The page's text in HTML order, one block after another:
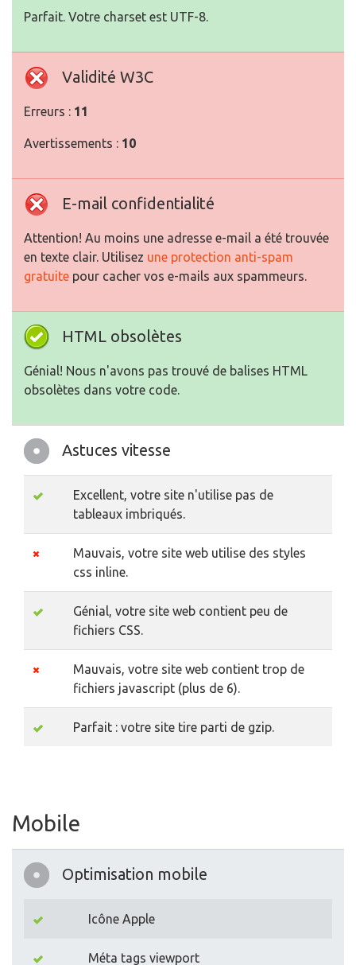
Parfait. Votre charset est UTF-8.
Validité W3C
Erreurs : 11
Avertissements : 10
E-mail confidentialité
Attention! Au moins une adresse e-mail a été trouvée
en texte clair. Utilisez une protection anti-spam
gratuite pour cacher vos e-mails aux spammeurs.
HTML obsolètes
Génial! Nous n'avons pas trouvé de balises HTML
obsolètes dans votre code.
Astuces vitesse
Excellent, votre site n'utilise pas de
tableaux imbriqués.
Mauvais, votre site web utilise des styles
css inline.
Génial, votre site web contient peu de
fichiers CSS.
Mauvais, votre site web contient trop de
fichiers javascript (plus de 6).
Parfait : votre site tire parti de gzip.
Mobile
Optimisation mobile
Icône Apple
Méta tags viewport